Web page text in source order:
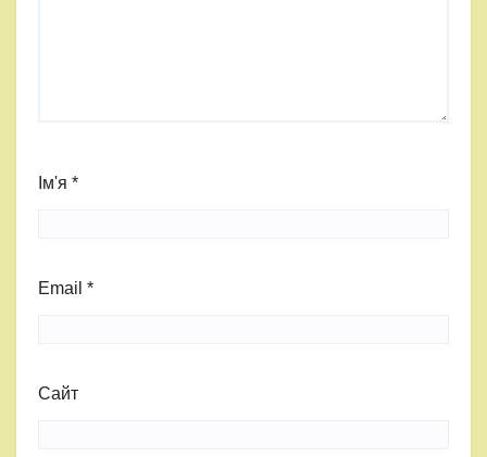
Ім'я *
Email *
Сайт